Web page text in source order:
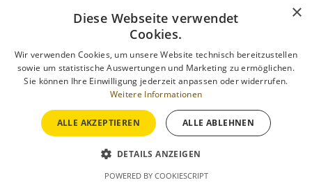
10 kWp Solaranlage
Ideal für Familien mit
durchschnittlichem
Stromverbrauch
Für Haushalte mit wachsendem
Energiebedarf, z. B. durch
×
Diese Webseite verwendet
Cookies.
Wir verwenden Cookies, um unsere Website technisch bereitzustellen
sowie um statistische Auswertungen und Marketing zu ermöglichen.
Sie können Ihre Einwilligung jederzeit anpassen oder widerrufen.
Weitere Informationen
ALLE AKZEPTIEREN ALLE ABLEHNEN
DETAILS ANZEIGEN
POWERED BY COOKIESCRIPT